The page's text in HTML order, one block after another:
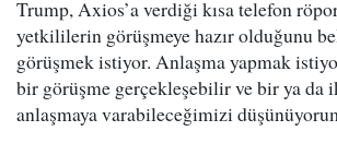
Trump, Axios’a verdiği kısa telefon
yetkililerin görüşmeye hazır olduğunu
görüşmek istiyor. Anlaşma yapmak
bir görüşme gerçekleşebilir ve bir ya da
anlaşmaya varabileceğimizi